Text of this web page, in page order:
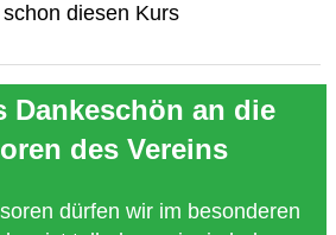
diesen Kurs
Dankeschön an die
des Vereins
dürfen wir im besonderen